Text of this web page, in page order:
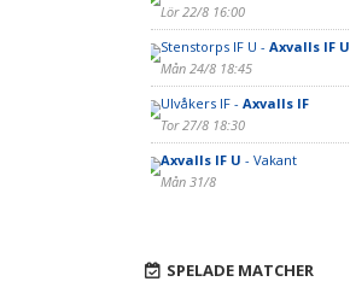
Lör 22/8 16:00
Stenstorps IF U - Axvalls IF U
Mån 24/8 18:45
Ulvåkers IF - Axvalls IF
Tor 27/8 18:30
Axvalls IF U - Vakant
Mån 31/8
SPELADE MATCHER